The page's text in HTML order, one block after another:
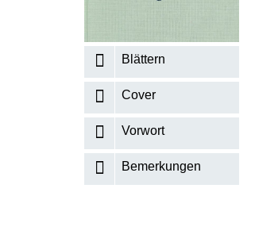
Blättern
Cover
Vorwort
Bemerkungen